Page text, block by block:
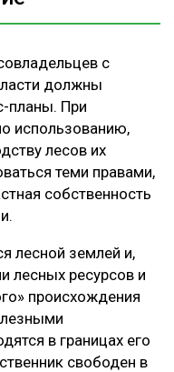
с
должны
планы. При
использованию,
лесов их
теми правами,
собственность
лесной землей и,
лесных ресурсов и
происхождения
в границах его
свободен в